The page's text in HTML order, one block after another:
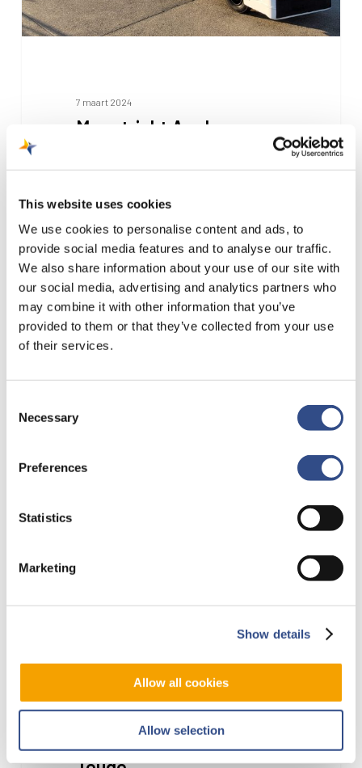
This website uses cookies
We use cookies to personalise content and ads, to
provide social media features and to analyse our traffic.
We also share information about your use of our site with
our social media, advertising and analytics partners who
may combine it with other information that you’ve
provided to them or that they’ve collected from your use
of their services.
Selection
Necessary
Preferences
Statistics
Marketing
Show details
Allow all cookies
Allow selection
emissiereductie
7 maart 2024
Maastricht Aachen
voor Co2-
emissiereductie
Maastricht heeft Airport Carbon
Accreditation Level 3 toegekend
gekregen na verdere successen bij
het terugdringen…
DEAC
17 april 2023
Kennisuitwisseling DEAC